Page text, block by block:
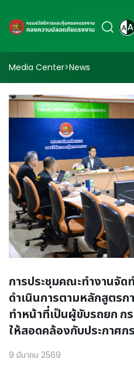
Media Center>News
การประชุมคณะทำงานจั
ดำเนินการตามหลักสูตรก
ทำหน้าที่เป็นผู้ขับรถยก
ให้สอดคล้องกับประกาศ
9 มีนาคม 2569